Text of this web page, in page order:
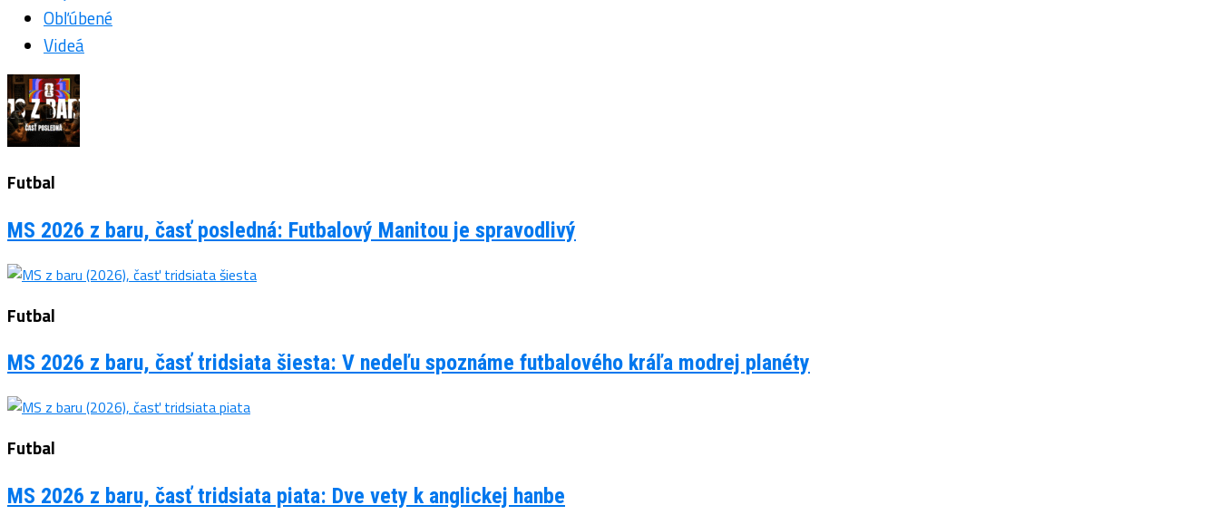
Obľúbené
Videá
Futbal
MS 2026 z baru, časť posledná: Futbalový Manitou je spravodlivý
Futbal
MS 2026 z baru, časť tridsiata šiesta: V nedeľu spoznáme futbalového kráľa modrej planéty
Futbal
MS 2026 z baru, časť tridsiata piata: Dve vety k anglickej hanbe